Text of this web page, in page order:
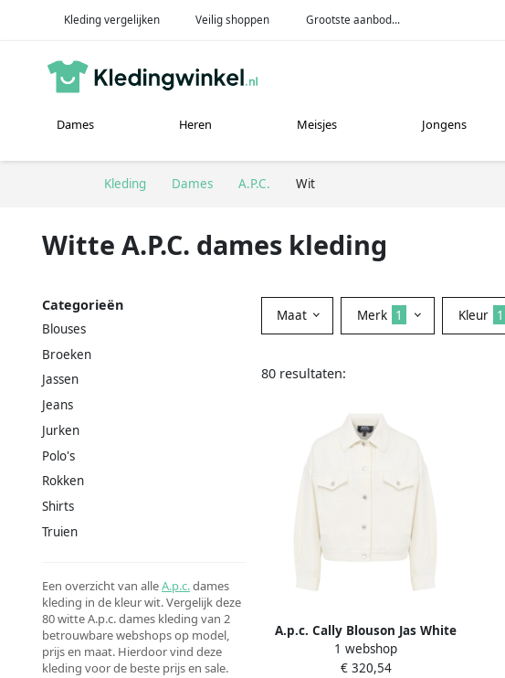
Kleding vergelijken Veilig shoppen Grootste aanbod...
Dames Heren Meisjes Jongens
Kleding Dames A.P.C. Wit
Witte A.P.C. dames kleding
Categorieën
Blouses
Broeken
Jassen
Jeans
Jurken
Polo's
Rokken
Shirts
Truien
Een overzicht van alleA.p.c.dames
kleding in de kleur wit. Vergelijk deze
80 witte A.p.c. dames kleding van 2
betrouwbare webshops op model,
prijs en maat. Hierdoor vind deze
kleding voor de beste prijs en sale.
Maat Merk 1 Kleur 1
80 resultaten:
A.p.c. Cally Blouson Jas White
Dames
1 webshop
€ 320,54